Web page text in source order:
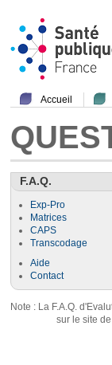
Accueil
F.A.Q.
Exp-Pro
Matrices
CAPS
Transcodage
Aide
Contact
Note : La F.A.Q.
sur le site de